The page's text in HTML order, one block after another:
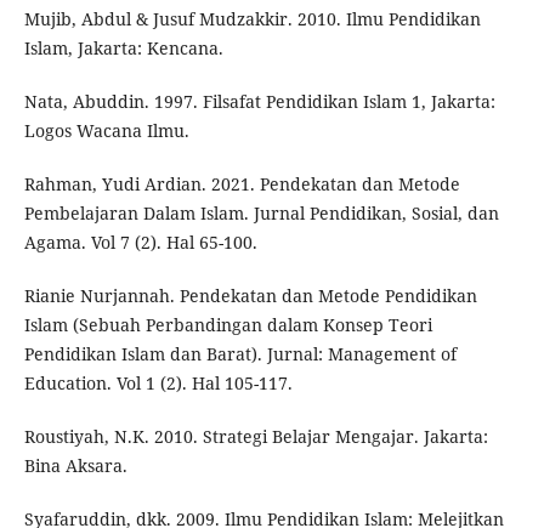
Mujib, Abdul & Jusuf Mudzakkir. 2010. Ilmu Pendidikan
Islam, Jakarta: Kencana.
Nata, Abuddin. 1997. Filsafat Pendidikan Islam 1, Jakarta:
Logos Wacana Ilmu.
Rahman, Yudi Ardian. 2021. Pendekatan dan Metode
Pembelajaran Dalam Islam. Jurnal Pendidikan, Sosial, dan
Agama. Vol 7 (2). Hal 65-100.
Rianie Nurjannah. Pendekatan dan Metode Pendidikan
Islam (Sebuah Perbandingan dalam Konsep Teori
Pendidikan Islam dan Barat). Jurnal: Management of
Education. Vol 1 (2). Hal 105-117.
Roustiyah, N.K. 2010. Strategi Belajar Mengajar. Jakarta:
Bina Aksara.
Syafaruddin, dkk. 2009. Ilmu Pendidikan Islam: Melejitkan